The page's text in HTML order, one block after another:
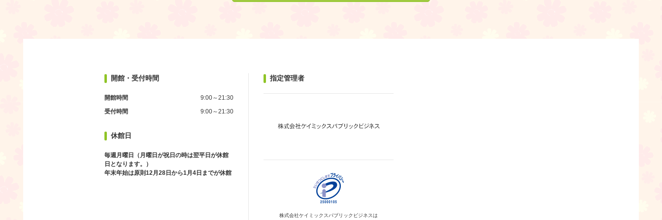
開館・受付時間
開館時間
9:00～21:30
受付時間
9:00～21:30
休館日
毎週月曜日（月曜日が祝日の時は翌平日が休館
日となります。）
年末年始は原則12月28日から1月4日までが休館
指定管理者
株式会社ケイミックス パブリックビジネスは